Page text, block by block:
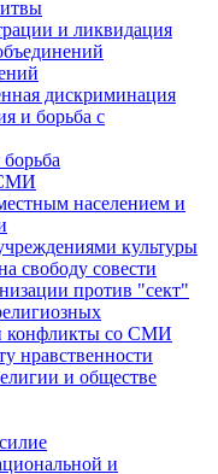
и ликвидация
дискриминация
и борьба с
борьба
населением и
культуры
свободу совести
против "сект"
конфликты со СМИ
нравственности
и обществе
и